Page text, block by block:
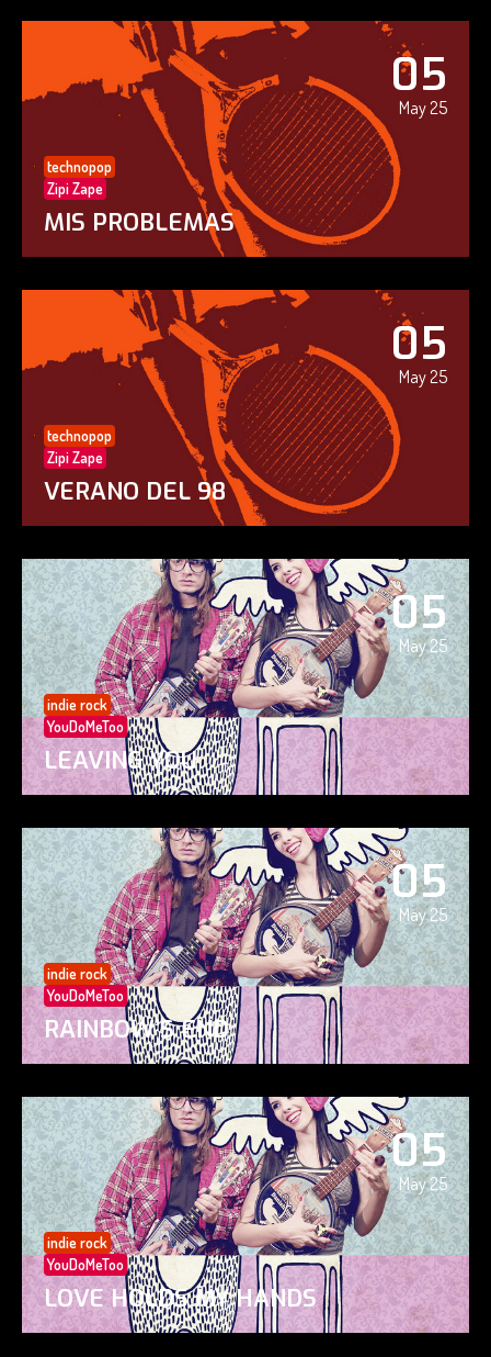
05
May 25
technopop
Zipi Zape
MIS PROBLEMAS
05
May 25
technopop
Zipi Zape
VERANO DEL 98
05
May 25
indie rock
YouDoMeToo
LEAVING YOU
05
May 25
indie rock
YouDoMeToo
RAINBOW’S END
05
May 25
indie rock
YouDoMeToo
LOVE HOLDS MY HANDS